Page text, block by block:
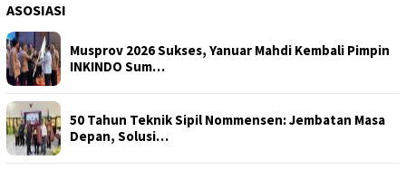
ASOSIASI
Musprov 2026 Sukses, Yanuar Mahdi Kembali Pimpin
INKINDO Sum…
50 Tahun Teknik Sipil Nommensen: Jembatan Masa
Depan, Solusi…